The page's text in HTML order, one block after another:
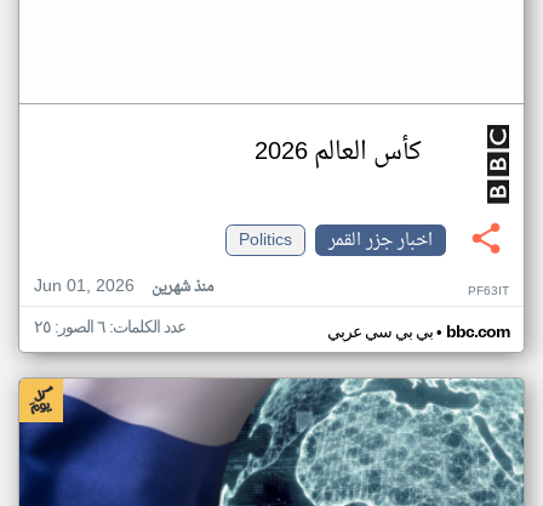
كأس العالم 2026
اخبار جزر القمر
Politics
Jun 01, 2026
منذ شهرين PF63IT
بي بي سي عربي• bbc.com عدد الكلمات: ٦ الصور: ٢٥